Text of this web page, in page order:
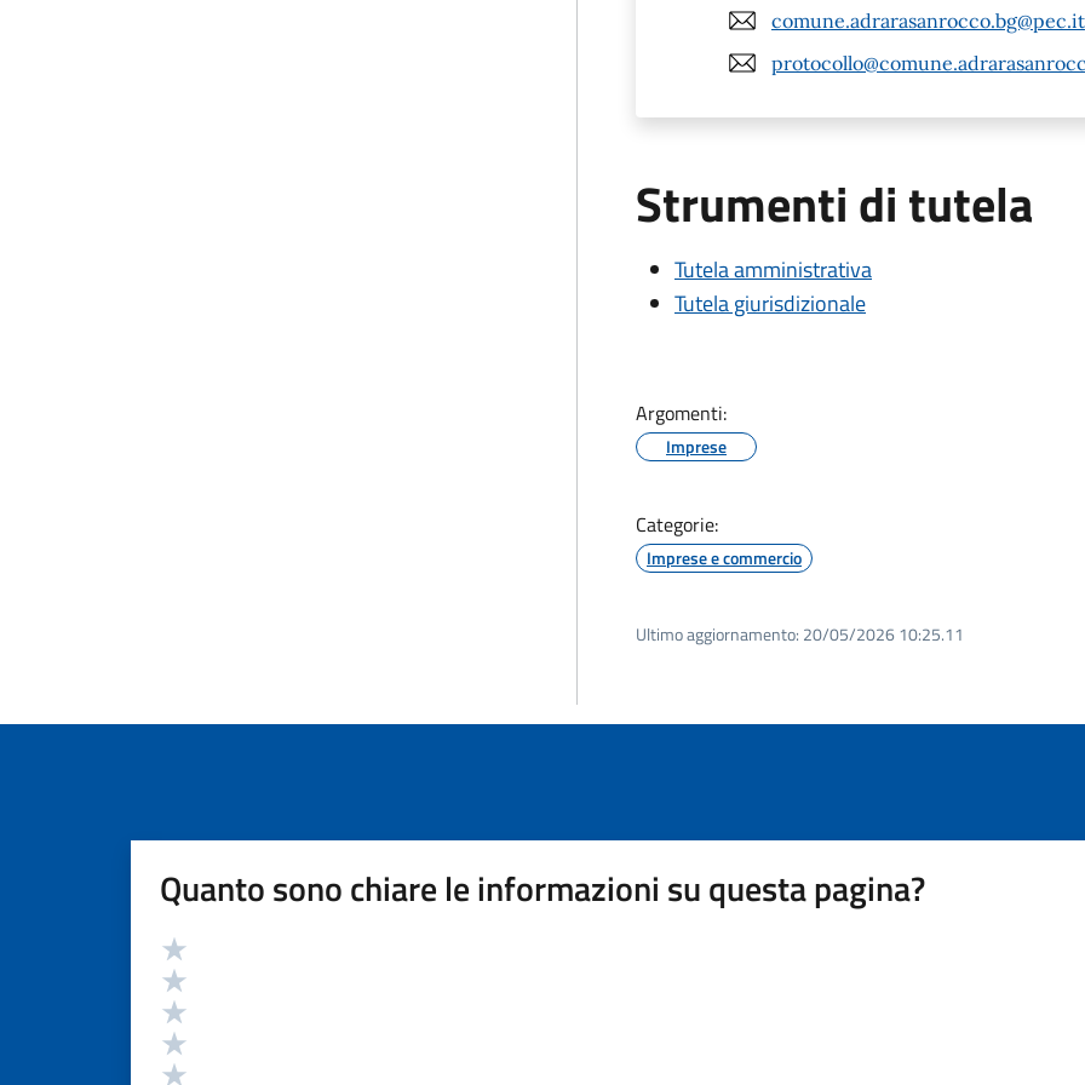
comune.adrarasanrocco.bg@pec.it
Strumenti di tutela
Tutela amministrativa
Tutela giurisdizionale
Argomenti:
Imprese
Categorie:
Imprese e commercio
Ultimo aggiornamento: 20/05/2026 10:25.11
Quanto sono chiare le informazioni su questa pagina?
Valutazione